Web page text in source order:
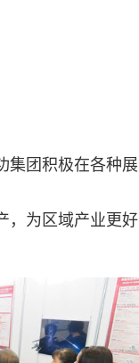
集团积极在各种
，为区域产业更